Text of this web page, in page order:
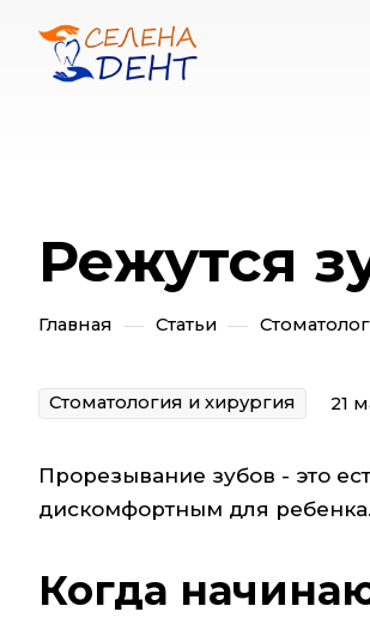
Режутся
Главная — Статьи —
Стоматология и хирургия 21
Прорезывание зубов - это
дискомфортным для ребенка.
Когда